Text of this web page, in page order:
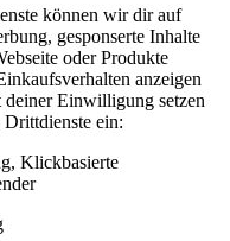
können wir dir auf
gesponserte Inhalte
oder Produkte
anzeigen
Einwilligung setzen
ein:
Klickbasierte